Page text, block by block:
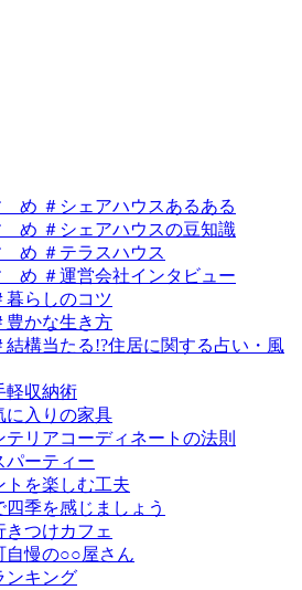
め ＃シェアハウスあるある
め ＃シェアハウスの豆知識
め ＃テラスハウス
め ＃運営会社インタビュー
暮らしのコツ
豊かな生き方
結構当たる!?住居に関する占い・風
軽収納術
に入りの家具
リアコーディネートの法則
パーティー
トを楽しむ工夫
季を感じましょう
きつけカフェ
自慢の○○屋さん
ンキング